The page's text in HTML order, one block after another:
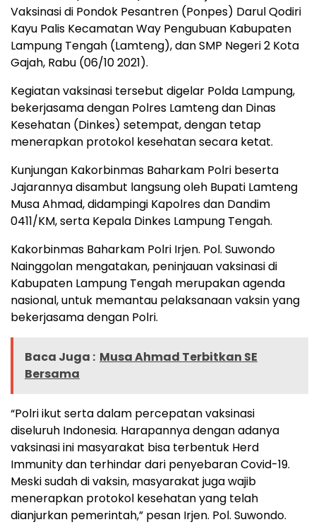
Vaksinasi di Pondok Pesantren (Ponpes) Darul Qodiri
Kayu Palis Kecamatan Way Pengubuan Kabupaten
Lampung Tengah (Lamteng), dan SMP Negeri 2 Kota
Gajah, Rabu (06/10 2021).
Kegiatan vaksinasi tersebut digelar Polda Lampung,
bekerjasama dengan Polres Lamteng dan Dinas
Kesehatan (Dinkes) setempat, dengan tetap
menerapkan protokol kesehatan secara ketat.
Kunjungan Kakorbinmas Baharkam Polri beserta
Jajarannya disambut langsung oleh Bupati Lamteng
Musa Ahmad, didampingi Kapolres dan Dandim
0411/KM, serta Kepala Dinkes Lampung Tengah.
Kakorbinmas Baharkam Polri Irjen. Pol. Suwondo
Nainggolan mengatakan, peninjauan vaksinasi di
Kabupaten Lampung Tengah merupakan agenda
nasional, untuk memantau pelaksanaan vaksin yang
bekerjasama dengan Polri.
Baca Juga : Musa Ahmad Terbitkan SE
Bersama
“Polri ikut serta dalam percepatan vaksinasi
diseluruh Indonesia. Harapannya dengan adanya
vaksinasi ini masyarakat bisa terbentuk Herd
Immunity dan terhindar dari penyebaran Covid-19.
Meski sudah di vaksin, masyarakat juga wajib
menerapkan protokol kesehatan yang telah
dianjurkan pemerintah,” pesan Irjen. Pol. Suwondo.